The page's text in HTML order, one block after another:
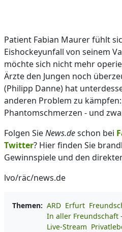
Patient Fabian Maurer fühlt
Eishockeyunfall von seinem
möchte sich nicht mehr
Ärzte den Jungen noch
(Philipp Danne) hat
anderen Problem zu
Phantomschmerzen - und
Folgen SieNews.deschon bei
Twitter? Hier finden Sie
Gewinnspiele und den
lvo/räc/news.de
Themen: ARD Erfurt
In aller Freundschaft
Live-Stream